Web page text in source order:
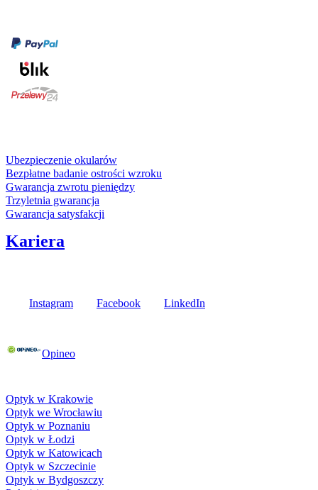
Ubezpieczenie okularów
Bezpłatne badanie ostrości wzroku
Gwarancja zwrotu pieniędzy
Trzyletnia gwarancja
Gwarancja satysfakcji
Kariera
Instagram Facebook LinkedIn
Opineo
Optyk w Krakowie
Optyk we Wrocławiu
Optyk w Poznaniu
Optyk w Łodzi
Optyk w Katowicach
Optyk w Szczecinie
Optyk w Bydgoszczy